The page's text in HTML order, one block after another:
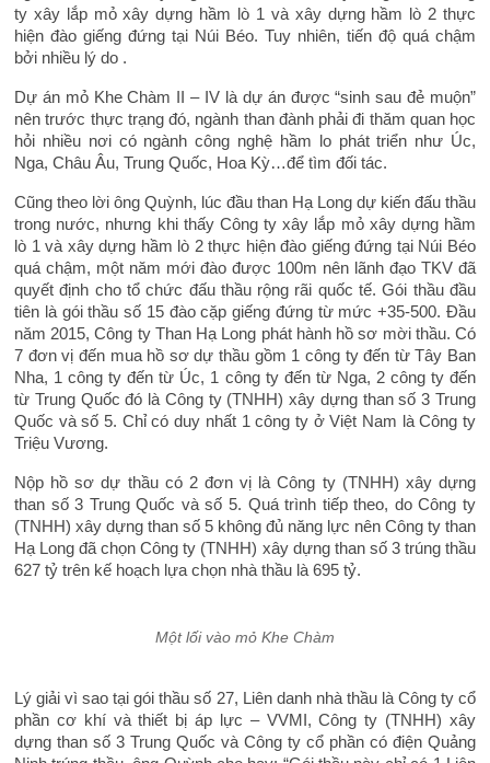
ty xây lắp mỏ xây dựng hầm lò 1 và xây dựng hầm lò 2 thực
hiện đào giếng đứng tại Núi Béo. Tuy nhiên, tiến độ quá chậm
bởi nhiều lý do .
Dự án mỏ Khe Chàm II – IV là dự án được “sinh sau đẻ muộn”
nên trước thực trạng đó, ngành than đành phải đi thăm quan học
hỏi nhiều nơi có ngành công nghệ hầm lo phát triển như Úc,
Nga, Châu Âu, Trung Quốc, Hoa Kỳ…để tìm đối tác.
Cũng theo lời ông Quỳnh, lúc đầu than Hạ Long dự kiến đấu thầu
trong nước, nhưng khi thấy Công ty xây lắp mỏ xây dựng hầm
lò 1 và xây dựng hầm lò 2 thực hiện đào giếng đứng tại Núi Béo
quá chậm, một năm mới đào được 100m nên lãnh đạo TKV đã
quyết định cho tổ chức đấu thầu rộng rãi quốc tế. Gói thầu đầu
tiên là gói thầu số 15 đào cặp giếng đứng từ mức +35-500. Đầu
năm 2015, Công ty Than Hạ Long phát hành hồ sơ mời thầu. Có
7 đơn vị đến mua hồ sơ dự thầu gồm 1 công ty đến từ Tây Ban
Nha, 1 công ty đến từ Úc, 1 công ty đến từ Nga, 2 công ty đến
từ Trung Quốc đó là Công ty (TNHH) xây dựng than số 3 Trung
Quốc và số 5. Chỉ có duy nhất 1 công ty ở Việt Nam là Công ty
Triệu Vương.
Nộp hồ sơ dự thầu có 2 đơn vị là Công ty (TNHH) xây dựng
than số 3 Trung Quốc và số 5. Quá trình tiếp theo, do Công ty
(TNHH) xây dựng than số 5 không đủ năng lực nên Công ty than
Hạ Long đã chọn Công ty (TNHH) xây dựng than số 3 trúng thầu
627 tỷ trên kế hoạch lựa chọn nhà thầu là 695 tỷ.
Một lối vào mỏ Khe Chàm
Lý giải vì sao tại gói thầu số 27, Liên danh nhà thầu là Công ty cổ
phần cơ khí và thiết bị áp lực – VVMI, Công ty (TNHH) xây
dựng than số 3 Trung Quốc và Công ty cổ phần có điện Quảng